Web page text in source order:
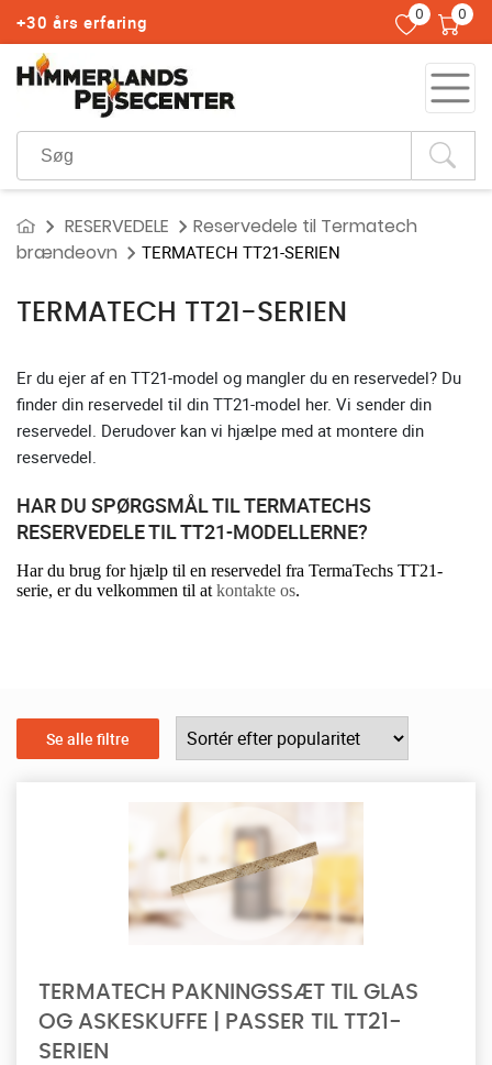
+30 års erfaring 0 0
RESERVEDELE
Reservedele til Termatech
brændeovn
TERMATECH TT21-SERIEN
TERMATECH TT21-SERIEN
Er du ejer af en TT21-model og mangler du en reservedel? Du
finder din reservedel til din TT21-model her. Vi sender din
reservedel. Derudover kan vi hjælpe med at montere din
reservedel.
HAR DU SPØRGSMÅL TIL TERMATECHS
RESERVEDELE TIL TT21-MODELLERNE?
Har du brug for hjælp til en reservedel fra TermaTechs TT21-
serie, er du velkommen til at kontakte os.
Se alle filtre
TERMATECH PAKNINGSSÆT TIL GLAS
OG ASKESKUFFE | PASSER TIL TT21-
SERIEN